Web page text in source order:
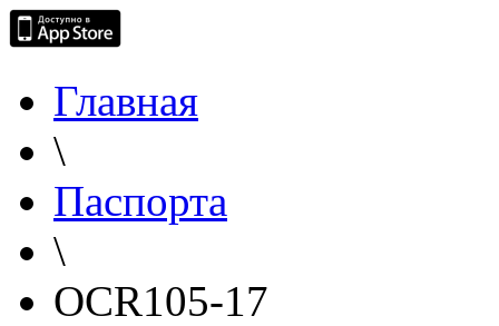
Главная
\
Паспорта
\
OCR105-17